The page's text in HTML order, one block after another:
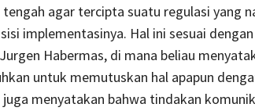
agar tercipta suatu regulasi yang
implementasinya. Hal ini sesuai
Habermas, di mana beliau
untuk memutuskan hal apapun
menyatakan bahwa tindakan